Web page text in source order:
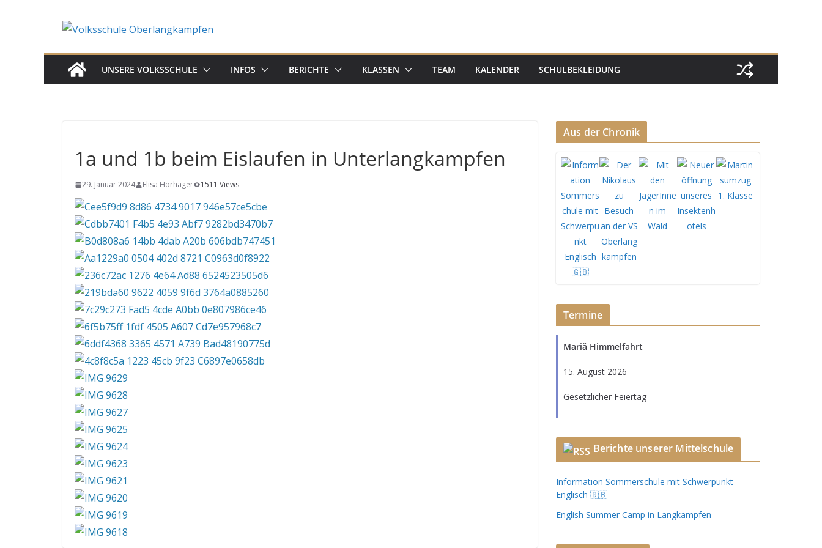
UNSERE VOLKSSCHULE INFOS BERICHTE KLASSEN TEAM KALENDER SCHULBEKLEIDUNG
1a und 1b beim Eislaufen in Unterlangkampfen
29. Januar 2024 Elisa Hörhager 1511 Views
Aus der Chronik
Termine
Mariä Himmelfahrt
15. August 2026
Gesetzlicher Feiertag
Berichte unserer Mittelschule
Information Sommerschule mit Schwerpunkt
Englisch 🇬🇧
English Summer Camp in Langkampfen